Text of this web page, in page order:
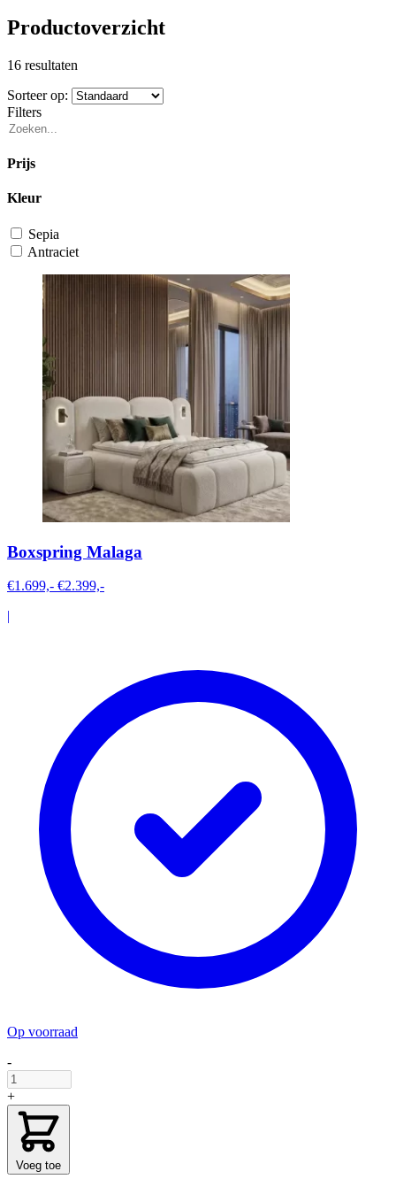
Productoverzicht
16 resultaten
Sorteer op:
Filters
Prijs
Kleur
Sepia
Antraciet
Boxspring Malaga
€1.699,- €2.399,-
Op voorraad
-
+
Voeg toe